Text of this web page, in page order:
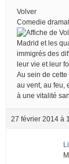
Volver
Comedie
Madrid et les
immigrés des
leur vie et leur
Au sein de
au vent, au feu,
à une vitalité
27 février 2014 à